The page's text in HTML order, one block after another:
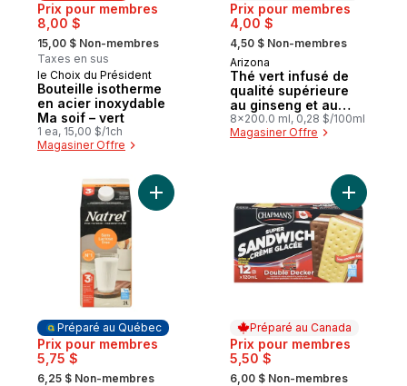
Prix pour membres
8,00 $
, formerly:
15,00 $ Non-membres
Taxes en sus
Coup de cœur
le Choix du Président
Bouteille isotherme
en acier inoxydable
Ma soif – vert
1 ea, 15,00 $/1ch
Magasiner Offre
Prix pour membres
4,00 $
, formerly:
4,50 $ Non-membres
Préparé au Canada
Arizona
Thé vert infusé de
qualité supérieure
au ginseng et au
miel
8x200.0 ml, 0,28 $/100ml
Magasiner Offre
Préparé au Québec
Prix pour membres
5,75 $
, formerly:
6,25 $ Non-membres
Ajouter Lait homogénéisé 3,25 % sans
Préparé au Canada
Prix pour membres
5,50 $
, formerly:
6,00 $ Non-membres
Ajouter